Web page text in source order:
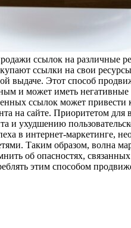
ссылок на различные
ссылки на свои
выдаче. Этот способ
и может иметь
ссылок может
на сайте. Приоритетом для
и ухудшению
в интернет-маркетинге,
Таким образом, волна
об опасностях,
этим способом